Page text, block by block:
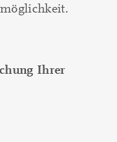
Ihrer